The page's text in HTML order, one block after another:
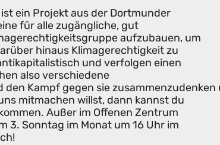
ein Projekt aus der Dortmunder
für alle zugängliche, gut
aufzubauen, um
hinaus Klimagerechtigkeit zu
und verfolgen einen
also verschiedene
Kampf gegen sie zusammenzudenken
mitmachen willst, dann kannst du
Außer im Offenen Zentrum
3. Sonntag im Monat um 16 Uhr im